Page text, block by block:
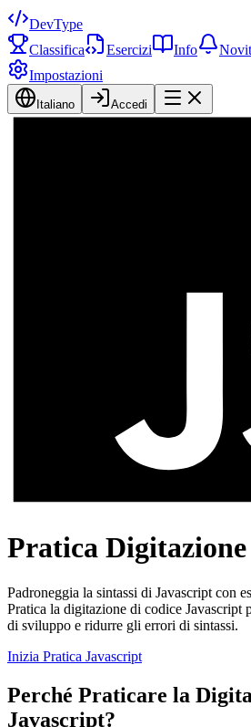
DevType
Classifica
Esercizi Info
Impostazioni
Italiano Accedi
Pratica
Padroneggia la sintassi di Javascript con
Pratica la digitazione di codice Javascript
di sviluppo e ridurre gli errori di sintassi.
Inizia Pratica Javascript
Perché Praticare la
Javascript?